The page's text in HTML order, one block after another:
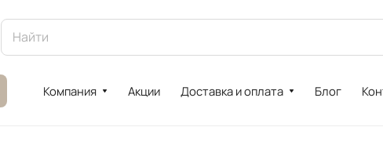
Компания Акции Доставка и оплата Блог